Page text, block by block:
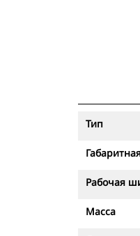
Тип
Рабочая
Масса